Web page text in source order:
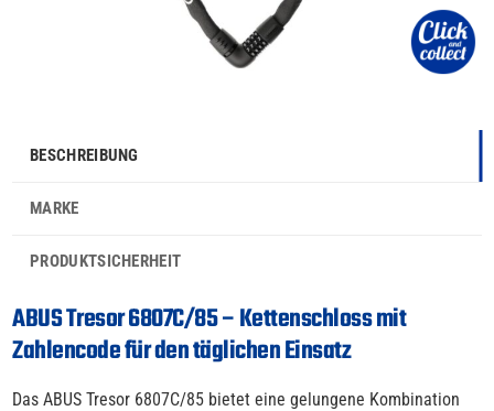
BESCHREIBUNG
MARKE
PRODUKTSICHERHEIT
ABUS Tresor 6807C/85 – Kettenschloss mit
Zahlencode für den täglichen Einsatz
Das ABUS Tresor 6807C/85 bietet eine gelungene Kombination